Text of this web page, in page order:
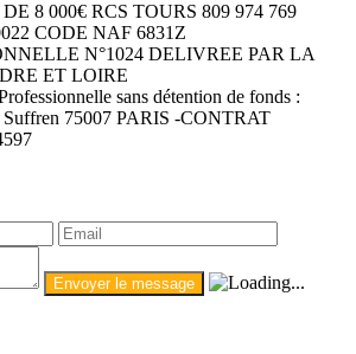
8 000€ RCS TOURS 809 974 769
CODE NAF 6831Z
N°1024 DELIVREE PAR LA
ET LOIRE
sans détention de fonds :
Suffren 75007 PARIS -CONTRAT